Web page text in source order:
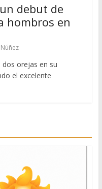
debut de
hombros en
orejas en su
el excelente